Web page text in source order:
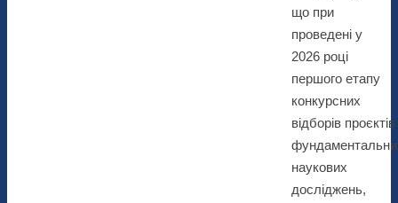
що при
проведені у
2026 році
першого етапу
конкурсних
відборів проєктів
наукових
досліджень,